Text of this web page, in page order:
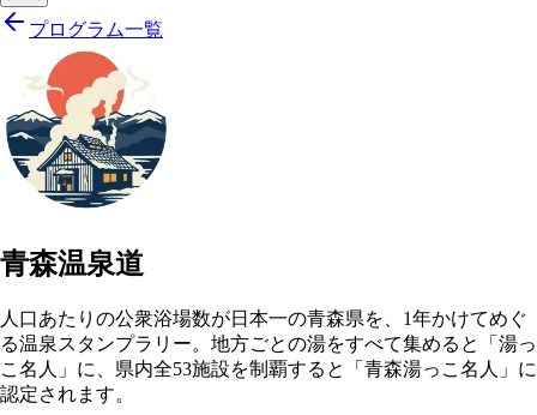
プログラム一覧
青森温泉道
人口あたりの公衆浴場数が日本一の青森県を、1年かけてめぐ
る温泉スタンプラリー。地方ごとの湯をすべて集めると「湯っ
こ名人」に、県内全53施設を制覇すると「青森湯っこ名人」に
認定されます。